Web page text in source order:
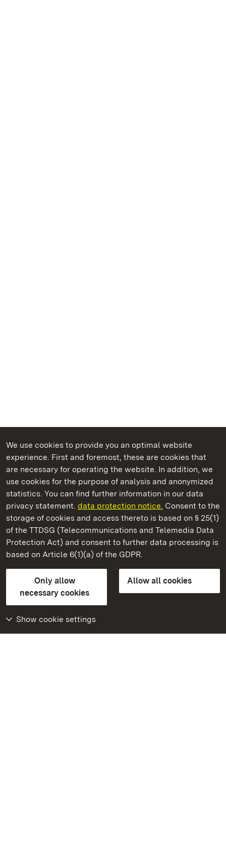
We use cookies to provide you an optimal website
experience. First and foremost, these are cookies that
are necessary for operating the website. In addition, we
use cookies for the purpose of analysis and anonymized
statistics. You can find further information in our data
privacy statement. data protection notice. Consent to the
storage of cookies and access thereto is based on § 25(1)
of the TTDSG (Telecommunications and Telemedia Data
Protection Act) and consent to further data processing is
based on Article 6(1)(a) of the GDPR.
Only allow
necessary cookies
Allow all cookies
Show cookie settings
State Palaces and Gardens of Baden-Wuerttemberg
Ludwigsburg Residential Palace
State Palaces and Gardens of Baden-Wuerttemberg
Contact usFAQMasthead
Declaration on barrier-free access
BITV-konform (geprüfte Seiten)